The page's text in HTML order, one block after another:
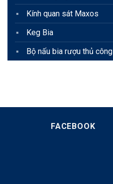
Kính quan sát Maxos
Keg Bia
Bộ nấu bia rượu thủ công
FACEBOOK